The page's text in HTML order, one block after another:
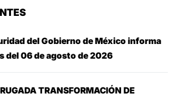
del Gobierno de México informa
del 06 de agosto de 2026
TRANSFORMACIÓN DE